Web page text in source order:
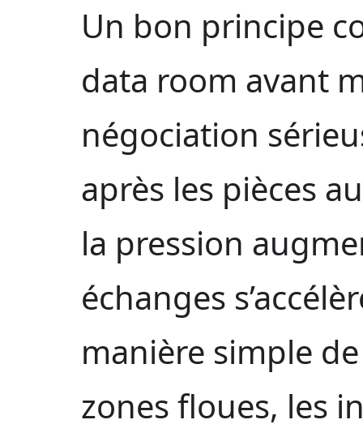
Un bon principe
data room avant
négociation
après les pièces
la pression
échanges
manière simple
zones floues, les